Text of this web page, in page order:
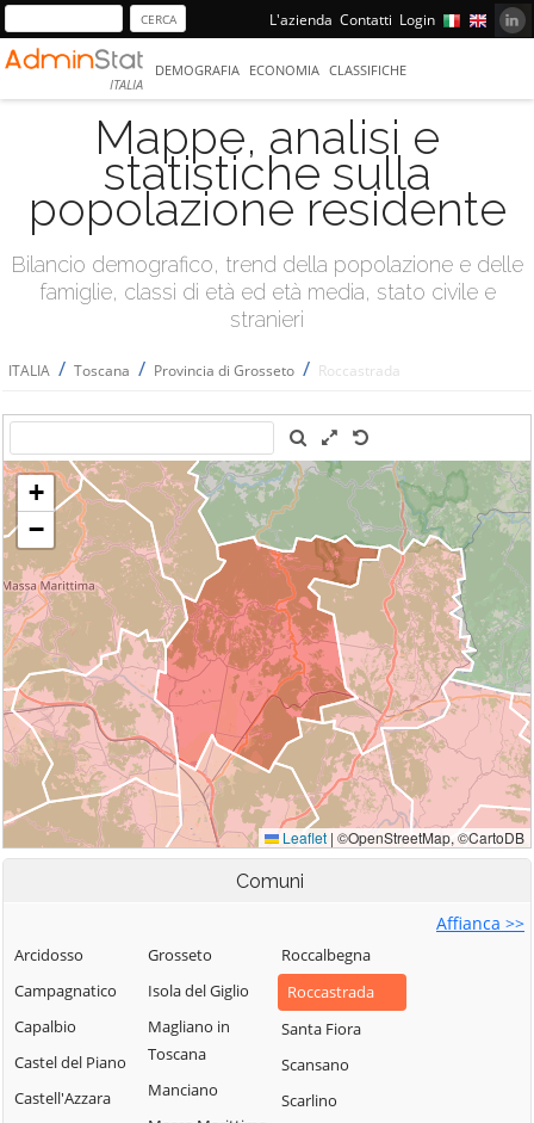
L'azienda Contatti Login
ITALIA
DEMOGRAFIA ECONOMIA CLASSIFICHE
Mappe, analisi e
statistiche sulla
popolazione residente
Bilancio demografico, trend della popolazione e delle
famiglie, classi di età ed età media, stato civile e
stranieri
ITALIA / Toscana / Provincia di Grosseto / Roccastrada
Comuni
Affianca >>
Arcidosso
Campagnatico
Capalbio
Castel del Piano
Castell'Azzara
Grosseto
Isola del Giglio
Magliano in
Toscana
Manciano
Roccalbegna
Roccastrada
Santa Fiora
Scansano
Scarlino